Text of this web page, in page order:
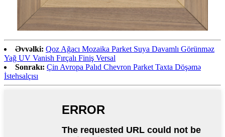
Əvvəlki: Qoz Ağacı Mozaika Parket Suya Davamlı Görünməz
Yağ UV Vanish Fırçalı Finiş Versal
Sonrakı: Çin Avropa Palıd Chevron Parket Taxta Döşəmə
İstehsalçısı